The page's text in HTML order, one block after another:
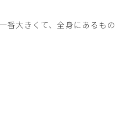
番大きくて、全身にあるもの